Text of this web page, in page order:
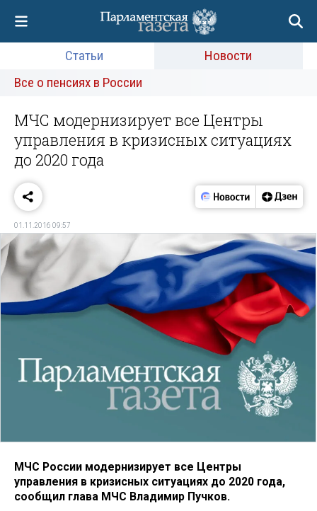
Статьи
Новости
Все о пенсиях в России
МЧС модернизирует все Центры
управления в кризисных ситуациях
до 2020 года
01.11.2016 09:57
МЧС России модернизирует все Центры
управления в кризисных ситуациях до 2020 года,
сообщил глава МЧС Владимир Пучков.